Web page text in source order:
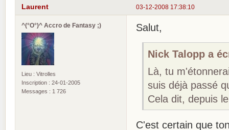
03-12-2008 17:38:10
Laurent
^(°O°)^ Accro de Fantasy ;)
Lieu : Vitrolles
Inscription : 24-01-2005
Messages : 1 726
Salut,
Nick Talopp a
Là, tu
suis déjà passé
Cela dit, depuis
C'est certain que